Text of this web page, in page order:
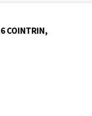
COINTRIN,